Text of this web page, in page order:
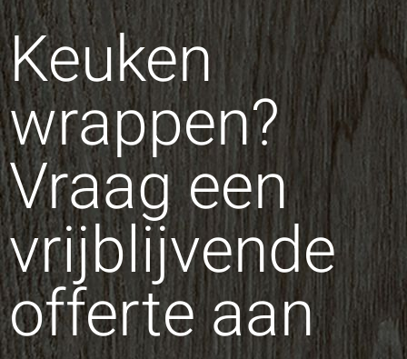
Keuken
wrappen?
Vraag een
vrijblijvende
offerte aan